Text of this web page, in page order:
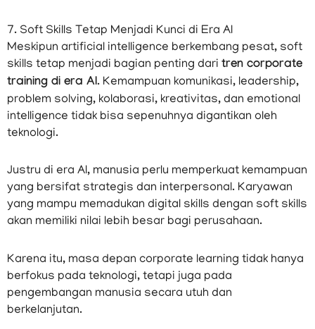
7. Soft Skills Tetap Menjadi Kunci di Era AI
Meskipun artificial intelligence berkembang pesat, soft
skills tetap menjadi bagian penting dari tren corporate
training di era AI. Kemampuan komunikasi, leadership,
problem solving, kolaborasi, kreativitas, dan emotional
intelligence tidak bisa sepenuhnya digantikan oleh
teknologi.
Justru di era AI, manusia perlu memperkuat kemampuan
yang bersifat strategis dan interpersonal. Karyawan
yang mampu memadukan digital skills dengan soft skills
akan memiliki nilai lebih besar bagi perusahaan.
Karena itu, masa depan corporate learning tidak hanya
berfokus pada teknologi, tetapi juga pada
pengembangan manusia secara utuh dan
berkelanjutan.